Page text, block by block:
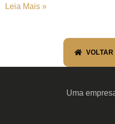
Leia Mais »
Uma